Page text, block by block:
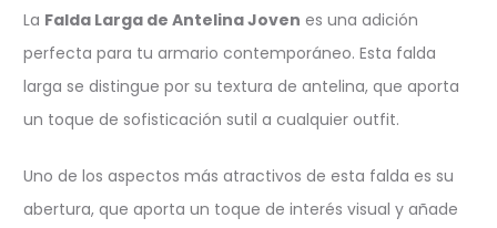
La Falda Larga de Antelina Joven es una adición
perfecta para tu armario contemporáneo. Esta falda
larga se distingue por su textura de antelina, que aporta
un toque de sofisticación sutil a cualquier outfit.
Uno de los aspectos más atractivos de esta falda es su
abertura, que aporta un toque de interés visual y añade